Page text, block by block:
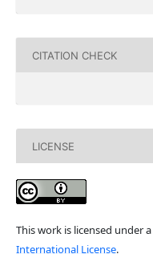
CITATION CHECK
LICENSE
This work is licensed under a
International License.